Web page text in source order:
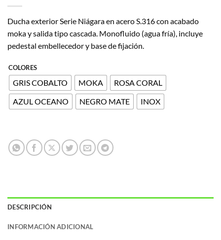
Ducha exterior Serie Niágara en acero S.316 con acabado
moka y salida tipo cascada. Monofluido (agua fría), incluye
pedestal embellecedor y base de fijación.
COLORES
GRIS COBALTO MOKA
ROSA CORAL
AZUL OCEANO
NEGRO MATE INOX
DESCRIPCIÓN
INFORMACIÓN ADICIONAL